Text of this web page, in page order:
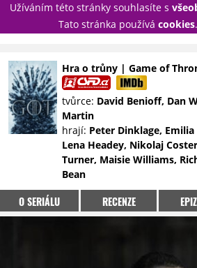
Užíváním této stránky souhlasíte s
Tato stránka používá cookies.
NOVINKY
TÉMATA
RECENZE
EPIZODY
KULT
TRAILERY
GALERIE
DISKUZE
STATISTIKY
Hra o trůny | Game of
tvůrce: David Benioff, Dan
Martin
hrají: Peter Dinklage,
Lena Headey, Nikolaj
Turner, Maisie Williams,
Bean
O SERIÁLU RECENZE